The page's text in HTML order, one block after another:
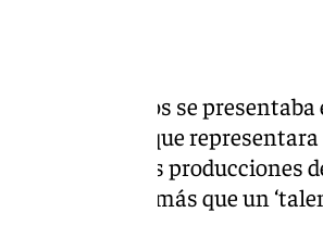
de hace 23 años se
a ser la voz que
de las mayores
ha sido algo más que un